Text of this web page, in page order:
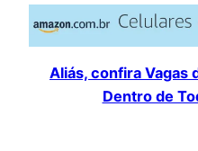
Aliás, confira Vagas
Dentro de